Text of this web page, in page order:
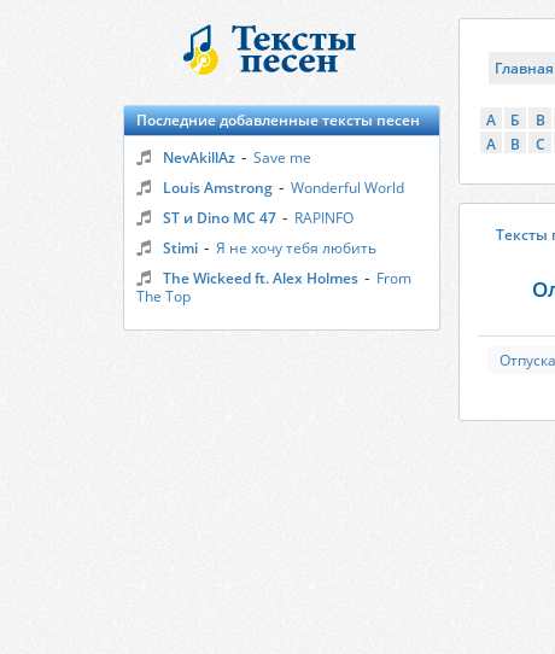
Главная
А Б В
A
B C
Тексты
Последние добавленные тексты песен
NevAkillAz - Save me
Louis Amstrong - Wonderful World
ST и Dino MC 47 - RAPINFO
Stimi - Я не хочу тебя любить
The Wickeed ft. Alex Holmes - From
The Top